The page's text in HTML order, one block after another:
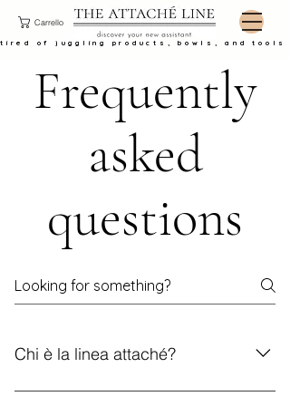
tired of juggling products, bowls, and tools
Carrello
Frequently
asked
questions
Chi è la linea attaché?
La linea attaché è un prodotto rivoluzionario